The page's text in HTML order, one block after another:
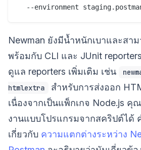
Newman ยังมีน้ำหนักเบาและสา
พร้อมกับ CLI และ JUnit
ดูแล reporters เพิ่มเติม เช่น
htmlextra
สำหรับการส่งออก
เนื่องจากเป็นแพ็กเกจ Node.js คุ
งานแบบโปรแกรมจากสคริปต์ได้
เกี่ยวกับ ความแตกต่างระหว่าง